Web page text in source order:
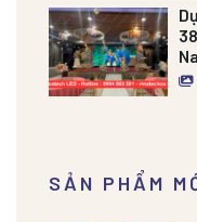
SẢN PHẨM